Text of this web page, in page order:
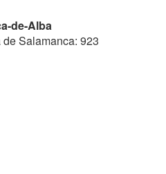
de-Alba
Salamanca: 923